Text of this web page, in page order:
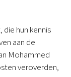
hun kennis
aan de
Mohammed
veroverden,